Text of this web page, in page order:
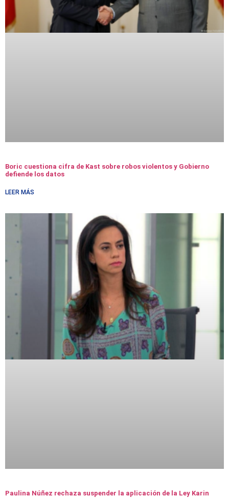
Boric cuestiona cifra de Kast sobre robos violentos y Gobierno
defiende los datos
LEER MÁS
Paulina Núñez rechaza suspender la aplicación de la Ley Karin